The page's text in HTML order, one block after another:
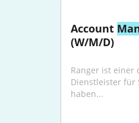
Account
(W/M/D)
Ranger ist einer
Dienstleister für
haben...